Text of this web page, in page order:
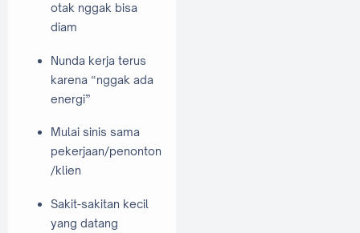
otak nggak bisa
diam
Nunda kerja terus
karena “nggak ada
energi”
Mulai sinis sama
pekerjaan/penonton
/klien
Sakit-sakitan kecil
yang datang